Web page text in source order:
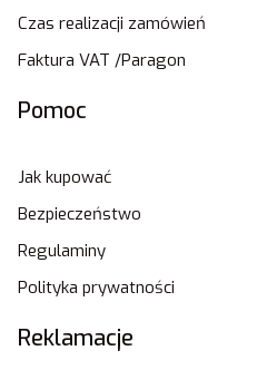
Czas realizacji zamówień
Faktura VAT /Paragon
Pomoc
Jak kupować
Bezpieczeństwo
Regulaminy
Polityka prywatności
Reklamacje